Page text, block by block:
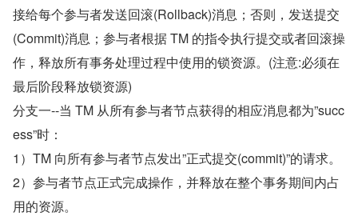
接给每个参与者发送回滚(Rollback)消息；否则，发送提交
(Commit)消息；参与者根据 TM 的指令执行提交或者回滚操
作，释放所有事务处理过程中使用的锁资源。(注意:必须在
最后阶段释放锁资源)
分支一--当 TM 从所有参与者节点获得的相应消息都为”succ
ess”时：
1）TM 向所有参与者节点发出”正式提交(commit)”的请求。
2）参与者节点正式完成操作，并释放在整个事务期间内占
用的资源。